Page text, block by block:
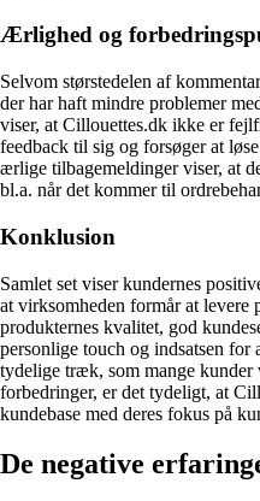
Ærlighed og
Selvom størstedelen af
der har haft mindre problemer
viser, at Cillouettes.dk ikke er
feedback til sig og forsøger at
ærlige tilbagemeldinger viser, at
bl.a. når det kommer til
Konklusion
Samlet set viser kundernes
at virksomheden formår at levere
produkternes kvalitet, god
personlige touch og indsatsen for
tydelige træk, som mange
forbedringer, er det tydeligt, at
kundebase med deres fokus på
De negative